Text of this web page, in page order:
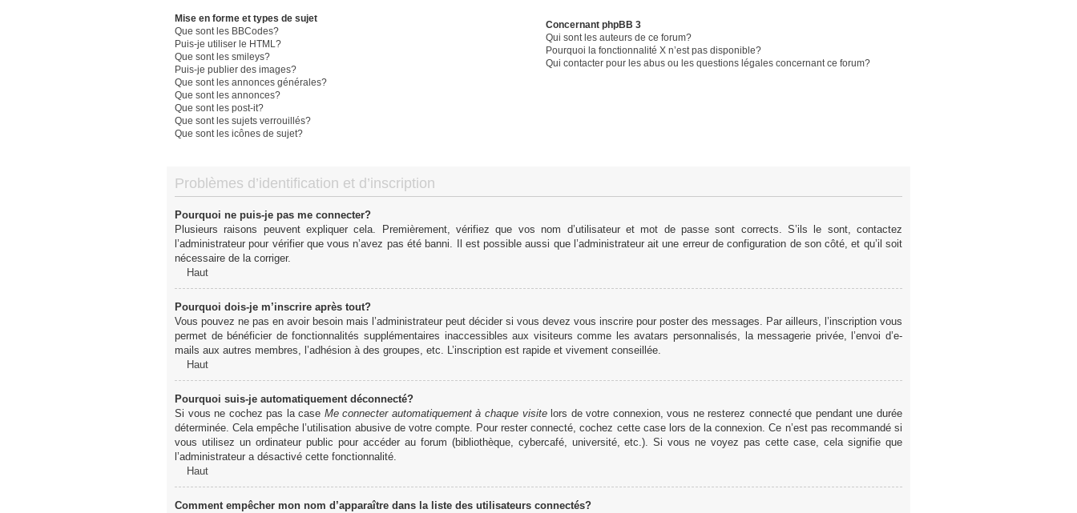
Mise en forme et types de sujet
Que sont les BBCodes?
Puis-je utiliser le HTML?
Que sont les smileys?
Puis-je publier des images?
Que sont les annonces générales?
Que sont les annonces?
Que sont les post-it?
Que sont les sujets verrouillés?
Que sont les icônes de sujet?
Concernant phpBB 3
Qui sont les auteurs de ce forum?
Pourquoi la fonctionnalité X n’est pas disponible?
Qui contacter pour les abus ou les questions légales concernant ce forum?
Problèmes d’identification et d’inscription
Pourquoi ne puis-je pas me connecter?
Plusieurs raisons peuvent expliquer cela. Premièrement, vérifiez que vos nom d’utilisateur et mot de passe sont corrects. S’ils le sont, contactez
l’administrateur pour vérifier que vous n’avez pas été banni. Il est possible aussi que l’administrateur ait une erreur de configuration de son côté, et qu’il soit
nécessaire de la corriger.
Haut
Pourquoi dois-je m’inscrire après tout?
Vous pouvez ne pas en avoir besoin mais l’administrateur peut décider si vous devez vous inscrire pour poster des messages. Par ailleurs, l’inscription vous
permet de bénéficier de fonctionnalités supplémentaires inaccessibles aux visiteurs comme les avatars personnalisés, la messagerie privée, l’envoi d’e-
mails aux autres membres, l’adhésion à des groupes, etc. L’inscription est rapide et vivement conseillée.
Haut
Pourquoi suis-je automatiquement déconnecté?
Si vous ne cochez pas la case Me connecter automatiquement à chaque visitelors de votre connexion, vous ne resterez connecté que pendant une durée
déterminée. Cela empêche l’utilisation abusive de votre compte. Pour rester connecté, cochez cette case lors de la connexion. Ce n’est pas recommandé si
vous utilisez un ordinateur public pour accéder au forum (bibliothèque, cybercafé, université, etc.). Si vous ne voyez pas cette case, cela signifie que
l’administrateur a désactivé cette fonctionnalité.
Haut
Comment empêcher mon nom d’apparaître dans la liste des utilisateurs connectés?